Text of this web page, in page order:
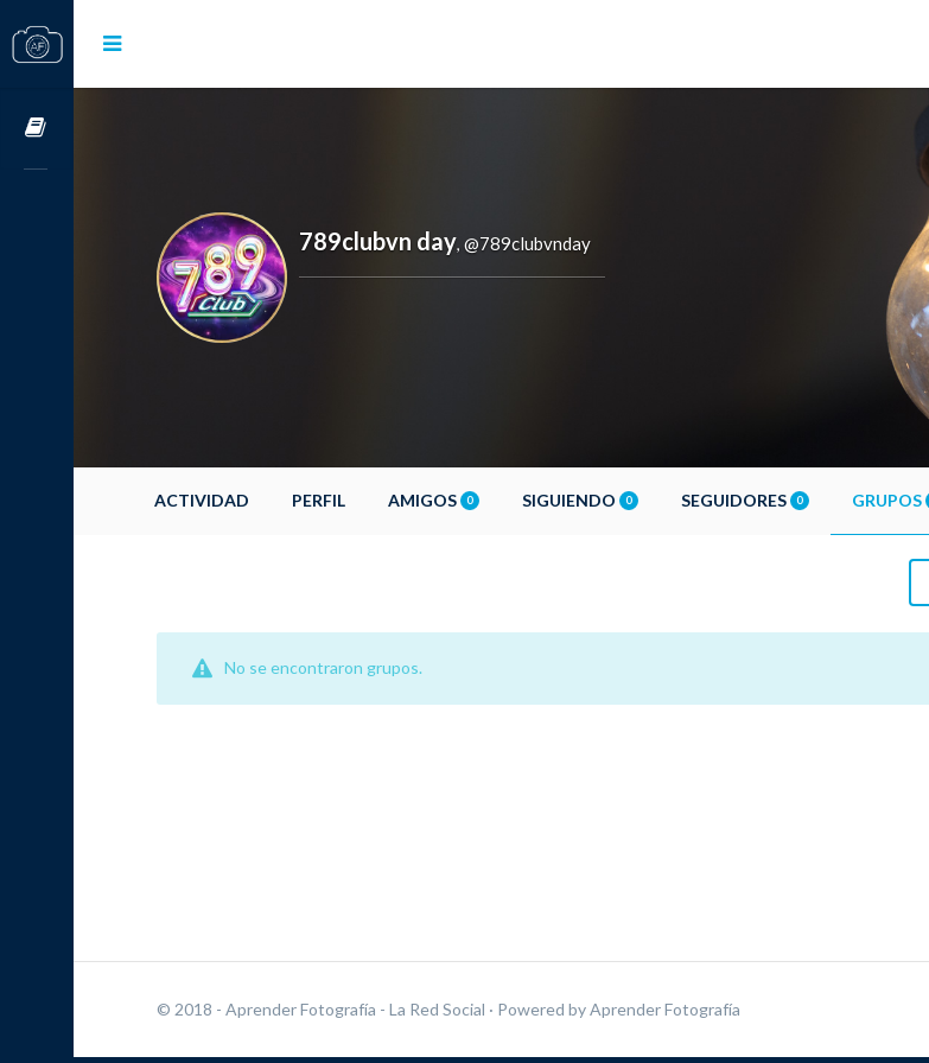
789clubvn day, @789clubvnday
ACTIVIDAD PERFIL AMIGOS 0 SIGUIENDO 0 SEGUIDORES 0 GRUPOS
No se encontraron grupos.
© 2018 - Aprender Fotografía - La Red Social · Powered byAprender Fotografía